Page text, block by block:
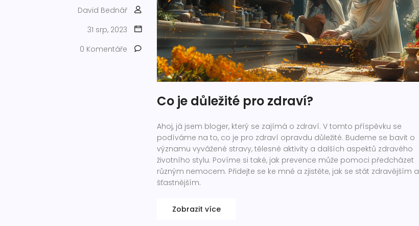
David Bednář
31 srp, 2023
0 Komentáře
Co je důležité pro zdraví?
Ahoj, já jsem bloger, který se zajímá o zdraví. V tomto příspěvku se
podíváme na to, co je pro zdraví opravdu důležité. Budeme se bavit o
významu vyvážené stravy, tělesné aktivity a dalších aspektů zdravého
životního stylu. Povíme si také, jak prevence může pomoci předcházet
různým nemocem. Přidejte se ke mně a zjistěte, jak se stát zdravějším a
šťastnějším.
Zobrazit více